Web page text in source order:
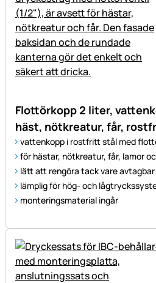
Flottörkopp 2 liter,
häst, nötkreatur, får,
vattenkopp i rostfritt stål med
för hästar, nötkreatur, får, lamor
lätt att rengöra tack vare
lämplig för hög- och
monteringsmaterial ingår